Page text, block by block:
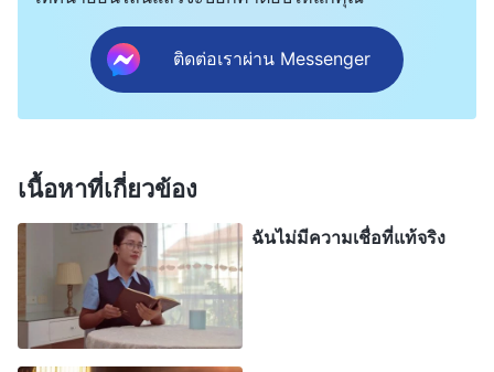
แรงอีกแล้ว ทุกสิ่งยากลำบากสำหรับฉัน ไม่เพียงฉันจะ
ปฏิบัติหน้าที่ของตัวเองไม่ไหวเท่านั้น แต่ฉันยังลืมง่าย
และผิดพลาดง่าย บางครั้งฉันก็สับสนและก่อปัญหาให้ค
ริสตจักรและพี่น้องชายหญิง ฉันอยากบรรลุความรอด
ทำอะไรได้?’… โดยเฉพาะอย่างยิ่งมีผู้สูงอายุบางคนที่
อยากใช้เวลาทั้งหมดของตนในการสละตนเพื่อพระเจ้า
และปฏิบัติหน้าที่ของพวกเขา แต่สุขภาพของพวกเขา
นั้นไม่ดี บ้างก็มีความดันโลหิตสูง บ้างก็มีน้ำตาลใน
เลือดสูง บ้างก็มีปัญหาด้านระบบทางเดินอาหาร และ
ติดต่อเราผ่าน Messenger
เนื้อหาที่เกี่ยวข้อง
ฉันไม่มีความเชื่อที่แท้จริง